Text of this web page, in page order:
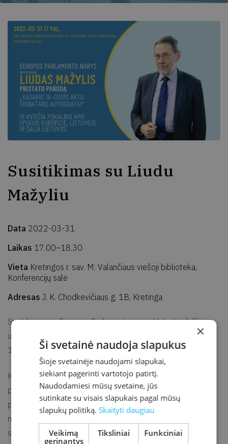
Susitikimas su Liudu
Mažyliu
Data 2022-03-31
Laikas 17.00–18.30
Vieta Kretingos r. sav. M. Valančiaus viešoji biblioteka,
Konferencijų salė
Adresas J. K. Chodkevičiaus g. 1B, Kretinga
Susitikimas su Europos Parlamento nariu, Vytauto didžiojo
universiteto profesoriumi Liudu Mažyliu ir parodos „Vasario
16-osios Akto signatarų autografai“ pristatymas.
Kretingos bibliotekoje profesoriusLiudas Mažylis
pristatys savo surinktą Vasario 16-osios akto signatarų
parašų, laiškų, jų garbei išleistų pašto ženklų kolekciją,
nugulusią į
stendinę parodą
signatarų autografai“.
×
Ši svetainė naudoja slapukus
Šioje svetainėje naudojami slapukai,
siekiant pagerinti vartotojo patirtį.
Naudodamiesi mūsų svetaine, jūs
sutinkate su visais slapukais pagal mūsų
slapukų politiką.Skaityti daugiau
Veikimą
gerinantys
Tiksliniai Funkciniai